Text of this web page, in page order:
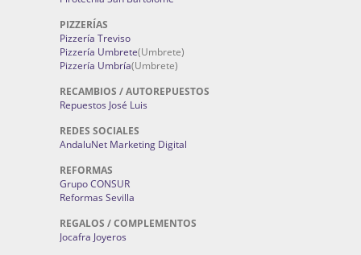
PIZZERÍAS
Pizzería Treviso
Pizzería Umbrete(Umbrete)
Pizzería Umbría(Umbrete)
RECAMBIOS / AUTOREPUESTOS
Repuestos José Luis
REDES SOCIALES
AndaluNet Marketing Digital
REFORMAS
Grupo CONSUR
Reformas Sevilla
REGALOS / COMPLEMENTOS
Jocafra Joyeros